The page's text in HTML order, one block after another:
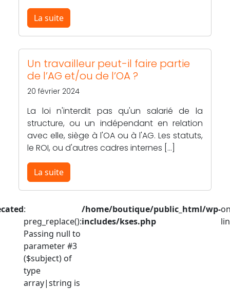
La suite
Un travailleur peut-il faire partie
de l’AG et/ou de l’OA ?
20 février 2024
La loi n'interdit pas qu'un salarié de la
structure, ou un indépendant en relation
avec elle, siège à l'OA ou à l'AG. Les statuts,
le ROI, ou d'autres cadres internes […]
La suite
:
preg_replace():
Passing null to
parameter #3
($subject) of
type
array|string is
/home/boutique/public_html/wp-
includes/kses.php